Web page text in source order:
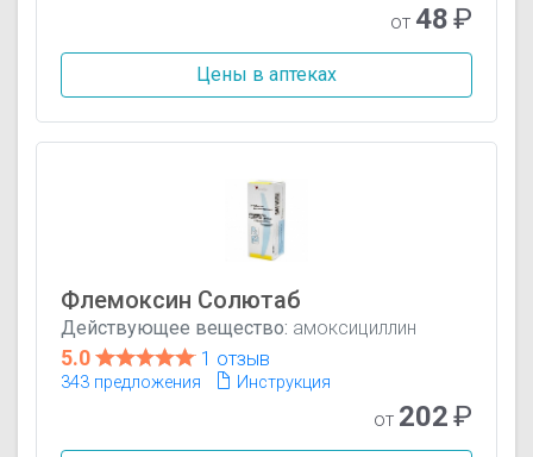
от 48₽
Цены в аптеках
Флемоксин Солютаб
Действующее вещество: амоксициллин
5.0 1 отзыв
343 предложения Инструкция
от 202₽